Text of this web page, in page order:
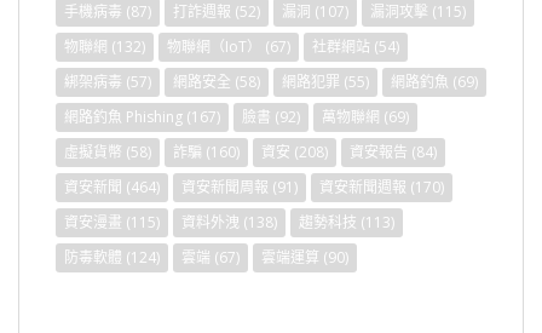
手機病毒 (87) 打詐週報 (52) 漏洞 (107) 漏洞攻擊 (115)
物聯網 (132) 物聯網（IoT） (67) 社群網站 (54)
綁架病毒 (57) 網路安全 (58) 網路犯罪 (55) 網路釣魚 (69)
網路釣魚 Phishing (167) 臉書 (92) 萬物聯網 (69)
虛擬貨幣 (58) 詐騙 (160) 資安 (208) 資安報告 (84)
資安新聞 (464) 資安新聞周報 (91) 資安新聞週報 (170)
資安漫畫 (115) 資料外洩 (138) 趨勢科技 (113)
防毒軟體 (124) 雲端 (67) 雲端運算 (90)